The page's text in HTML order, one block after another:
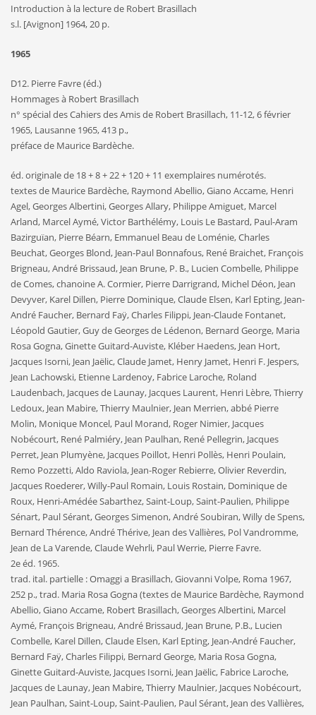
Introduction à la lecture de Robert Brasillach
s.l. [Avignon] 1964, 20 p.
1965
D12. Pierre Favre (éd.)
Hommages à Robert Brasillach
n° spécial des Cahiers des Amis de Robert Brasillach, 11-12, 6 février
1965, Lausanne 1965, 413 p.,
préface de Maurice Bardèche.
éd. originale de 18 + 8 + 22 + 120 + 11 exemplaires numérotés.
textes de Maurice Bardèche, Raymond Abellio, Giano Accame, Henri
Agel, Georges Albertini, Georges Allary, Philippe Amiguet, Marcel
Arland, Marcel Aymé, Victor Barthélémy, Louis Le Bastard, Paul-Aram
Bazirguïan, Pierre Béarn, Emmanuel Beau de Loménie, Charles
Beuchat, Georges Blond, Jean-Paul Bonnafous, René Braichet, François
Brigneau, André Brissaud, Jean Brune, P. B., Lucien Combelle, Philippe
de Comes, chanoine A. Cormier, Pierre Darrigrand, Michel Déon, Jean
Devyver, Karel Dillen, Pierre Dominique, Claude Elsen, Karl Epting, Jean-
André Faucher, Bernard Faÿ, Charles Filippi, Jean-Claude Fontanet,
Léopold Gautier, Guy de Georges de Lédenon, Bernard George, Maria
Rosa Gogna, Ginette Guitard-Auviste, Kléber Haedens, Jean Hort,
Jacques Isorni, Jean Jaëlic, Claude Jamet, Henry Jamet, Henri F. Jespers,
Jean Lachowski, Etienne Lardenoy, Fabrice Laroche, Roland
Laudenbach, Jacques de Launay, Jacques Laurent, Henri Lèbre, Thierry
Ledoux, Jean Mabire, Thierry Maulnier, Jean Merrien, abbé Pierre
Molin, Monique Moncel, Paul Morand, Roger Nimier, Jacques
Nobécourt, René Palmiéry, Jean Paulhan, René Pellegrin, Jacques
Perret, Jean Plumyène, Jacques Poillot, Henri Pollès, Henri Poulain,
Remo Pozzetti, Aldo Raviola, Jean-Roger Rebierre, Olivier Reverdin,
Jacques Roederer, Willy-Paul Romain, Louis Rostain, Dominique de
Roux, Henri-Amédée Sabarthez, Saint-Loup, Saint-Paulien, Philippe
Sénart, Paul Sérant, Georges Simenon, André Soubiran, Willy de Spens,
Bernard Thérence, André Thérive, Jean des Vallières, Pol Vandromme,
Jean de La Varende, Claude Wehrli, Paul Werrie, Pierre Favre.
2e éd. 1965.
trad. ital. partielle : Omaggi a Brasillach, Giovanni Volpe, Roma 1967,
252 p., trad. Maria Rosa Gogna (textes de Maurice Bardèche, Raymond
Abellio, Giano Accame, Robert Brasillach, Georges Albertini, Marcel
Aymé, François Brigneau, André Brissaud, Jean Brune, P.B., Lucien
Combelle, Karel Dillen, Claude Elsen, Karl Epting, Jean-André Faucher,
Bernard Faÿ, Charles Filippi, Bernard George, Maria Rosa Gogna,
Ginette Guitard-Auviste, Jacques Isorni, Jean Jaëlic, Fabrice Laroche,
Jacques de Launay, Jean Mabire, Thierry Maulnier, Jacques Nobécourt,
Jean Paulhan, Saint-Loup, Saint-Paulien, Paul Sérant, Jean des Vallières,